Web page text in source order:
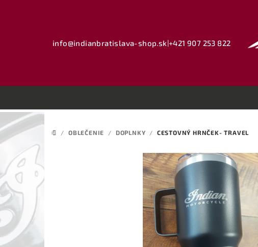
info@indianbratislava-shop.sk|+421 907 253 822
DOMOV
/ OBLEČENIE / DOPLNKY / CESTOVNÝ HRNČEK- TRAVEL